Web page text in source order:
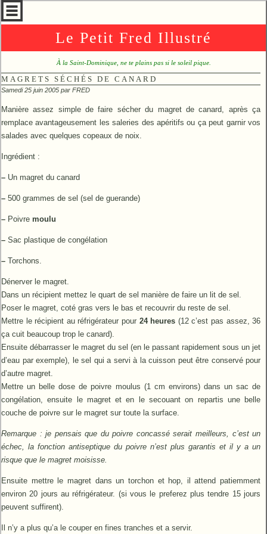
Le Petit Fred Illustré
À la Saint-Dominique, ne te plains pas si le soleil pique.
MAGRETS SÉCHÉS DE CANARD
Samedi 25 juin 2005 par FRED
Manière assez simple de faire sécher du magret de canard, après ça
remplace avantageusement les saleries des apéritifs ou ça peut garnir vos
salades avec quelques copeaux de noix.
Ingrédient :
– Un magret du canard
– 500 grammes de sel (sel de guerande)
– Poivre moulu
– Sac plastique de congélation
– Torchons.
Dénerver le magret.
Dans un récipient mettez le quart de sel manière de faire un lit de sel.
Poser le magret, coté gras vers le bas et recouvrir du reste de sel.
Mettre le récipient au réfrigérateur pour 24 heures (12 c’est pas assez, 36
ça cuit beaucoup trop le canard).
Ensuite débarrasser le magret du sel (en le passant rapidement sous un jet
d’eau par exemple), le sel qui a servi à la cuisson peut être conservé pour
d’autre magret.
Mettre un belle dose de poivre moulus (1 cm environs) dans un sac de
congélation, ensuite le magret et en le secouant on repartis une belle
couche de poivre sur le magret sur toute la surface.
Remarque : je pensais que du poivre concassé serait meilleurs, c’est un
échec, la fonction antiseptique du poivre n’est plus garantis et il y a un
risque que le magret moisisse.
Ensuite mettre le magret dans un torchon et hop, il attend patiemment
environ 20 jours au réfrigérateur. (si vous le preferez plus tendre 15 jours
peuvent suffirent).
Il n’y a plus qu’a le couper en fines tranches et a servir.